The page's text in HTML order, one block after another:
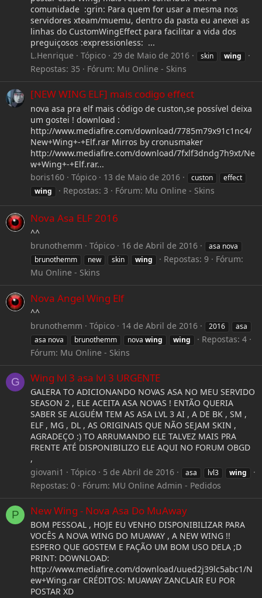
comunidade :grin: Para quem for usar a mesma nos
servidores xteam/muemu, dentro da pasta eu anexei as
linhas do CustomWingEffect para facilitar a vida dos
preguiçosos :expressionless: ...
L.Henrique
Tópico 29 de Maio de 2016 skin wing
Repostas: 35 Fórum: Mu Online - Skins
[NEW WING ELF] mais codigo effect
nova asa pra elf mais código de custon,se possível deixa
um gostei ! download :
http://www.mediafire.com/download/7785m79x91c1nc4/
New+Wing+-+Elf.rar Mirros by cronusmaker
http://www.mediafire.com/download/7fxlf3dndg7h9xt/Ne
w+Wing+-+Elf.rar...
boris160
Tópico 13 de Maio de 2016 custon
effect
wing
Repostas: 3 Fórum: Mu Online - Skins
Nova Asa ELF 2016
^^
brunothemm
Tópico 16 de Abril de 2016
asa nova
brunothemm
new skin wing Repostas: 9
Fórum:
Mu Online - Skins
Nova Angel Wing Elf
^^
brunothemm
Tópico 14 de Abril de 2016 2016
asa
asa nova
brunothemm nova wing wing
Repostas: 4
Fórum: Mu Online - Skins
G Wing lvl 3 asa lvl 3 URGENTE
GALERA TO ADICIONANDO NOVAS ASA NO MEU SERVIDO
SEASON 2 , ELE ACEITA ASA NOVAS ! ENTÃO QUERIA
SABER SE ALGUÉM TEM AS ASA LVL 3 AI , A DE BK , SM ,
ELF , MG , DL , AS ORIGINAIS QUE NÃO SEJAM SKIN ,
AGRADEÇO :) TO ARRUMANDO ELE TALVEZ MAIS PRA
FRENTE ATÉ DISPONIBILIZO ELE AQUI NO FORUM OBGD
,
giovani1
Tópico 5 de Abril de 2016 asa lvl3 wing
Repostas: 0 Fórum: MU Online Admin - Pedidos
P New Wing - Nova Asa Do MuAway
BOM PESSOAL , HOJE EU VENHO DISPONIBILIZAR PARA
VOCÊS A NOVA WING DO MUAWAY , A NEW WING !!
ESPERO QUE GOSTEM E FAÇÃO UM BOM USO DELA ;D
PRINT: DOWNLOAD:
http://www.mediafire.com/download/uued2j39lc5abc1/N
ew+Wing.rar CRÉDITOS: MUAWAY ZANCLAIR EU POR
POSTAR XD